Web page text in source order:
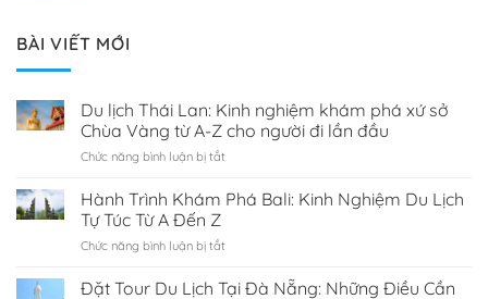
BÀI VIẾT MỚI
Du lịch Thái Lan: Kinh nghiệm khám phá xứ sở
Chùa Vàng từ A-Z cho người đi lần đầu
Chức năng bình luận bị tắt
lịch
khám
Hành Trình Khám Phá Bali: Kinh Nghiệm Du Lịch
Tự Túc Từ A Đến Z
Chức năng bình luận bị tắt
Trình
Đặt Tour Du Lịch Tại Đà Nẵng: Những Điều Cần